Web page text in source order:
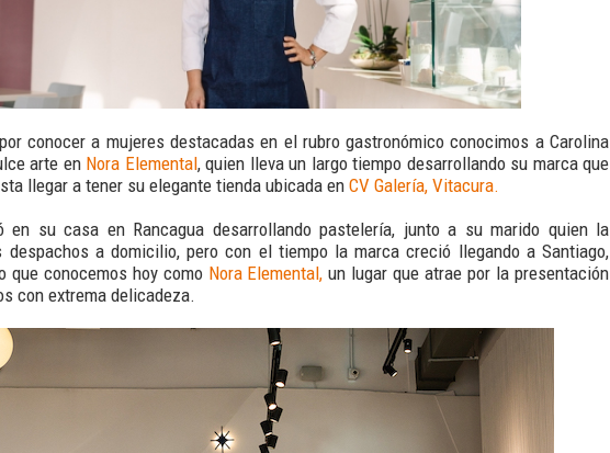
conocer a mujeres destacadas en el rubro gastronómico conocimos a Carolina
arte en Nora Elemental, quien lleva un largo tiempo desarrollando su marca que
llegar a tener su elegante tienda ubicada en CV Galería, Vitacura.
en su casa en Rancagua desarrollando pastelería, junto a su marido quien la
despachos a domicilio, pero con el tiempo la marca creció llegando a Santiago,
que conocemos hoy como Nora Elemental, un lugar que atrae por la presentación
con extrema delicadeza.